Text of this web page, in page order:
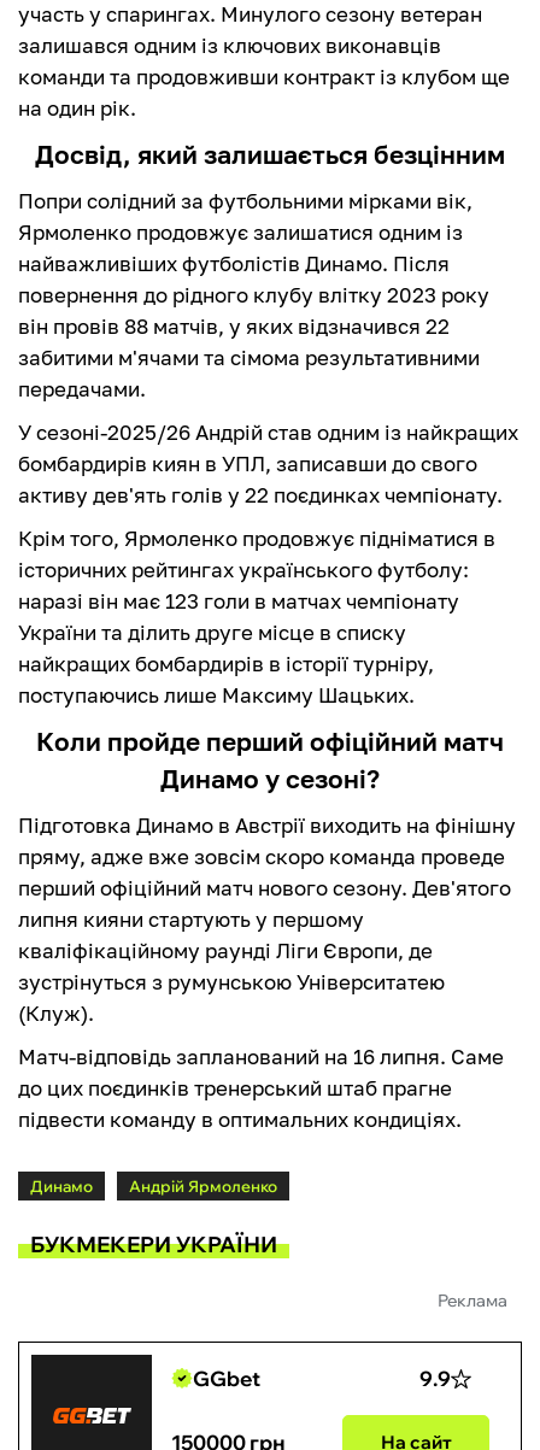
участь у спарингах. Минулого сезону ветеран
залишався одним із ключових виконавців
команди та продовживши контракт із клубом ще
на один рік.
Досвід, який залишається безцінним
Попри солідний за футбольними мірками вік,
Ярмоленко продовжує залишатися одним із
найважливіших футболістів Динамо. Після
повернення до рідного клубу влітку 2023 року
він провів 88 матчів, у яких відзначився 22
забитими м'ячами та сімома результативними
передачами.
У сезоні-2025/26 Андрій став одним із найкращих
бомбардирів киян в УПЛ, записавши до свого
активу дев'ять голів у 22 поєдинках чемпіонату.
Крім того, Ярмоленко продовжує підніматися в
історичних рейтингах українського футболу:
наразі він має 123 голи в матчах чемпіонату
України та ділить друге місце в списку
найкращих бомбардирів в історії турніру,
поступаючись лише Максиму Шацьких.
Коли пройде перший офіційний матч
Динамо у сезоні?
Підготовка Динамо в Австрії виходить на фінішну
пряму, адже вже зовсім скоро команда проведе
перший офіційний матч нового сезону. Дев'ятого
липня кияни стартують у першому
кваліфікаційному раунді Ліги Європи, де
зустрінуться з румунською Університатею
(Клуж).
Матч-відповідь запланований на 16 липня. Саме
до цих поєдинків тренерський штаб прагне
підвести команду в оптимальних кондиціях.
Динамо Андрій Ярмоленко
БУКМЕКЕРИ УКРАЇНИ
Реклама
GGbet 9.9
150000 грн На сайт